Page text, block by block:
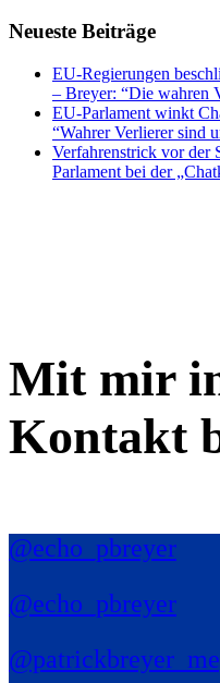
Neueste Beiträge
EU-Regierungen
– Breyer: “Die wahren
EU-Parlament winkt
“Wahrer Verlierer sind
Verfahrenstrick vor der
Parlament bei der
Mit mir
Kontakt
@echo_pbreyer
@echo_pbreyer